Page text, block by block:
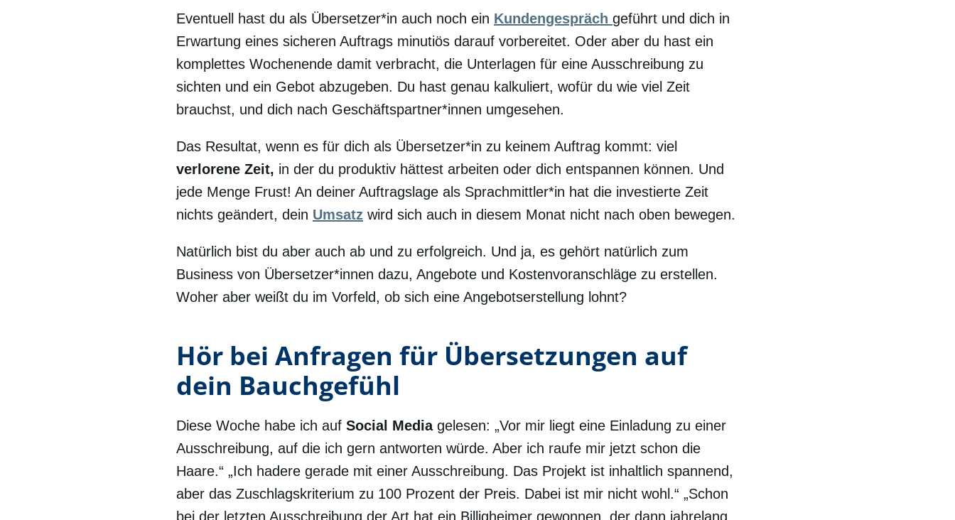
Eventuell hast du als Übersetzer*in auch noch ein Kundengespräch geführt und dich in
Erwartung eines sicheren Auftrags minutiös darauf vorbereitet. Oder aber du hast ein
komplettes Wochenende damit verbracht, die Unterlagen für eine Ausschreibung zu
sichten und ein Gebot abzugeben. Du hast genau kalkuliert, wofür du wie viel Zeit
brauchst, und dich nach Geschäftspartner*innen umgesehen.
Das Resultat, wenn es für dich als Übersetzer*in zu keinem Auftrag kommt: viel
verlorene Zeit, in der du produktiv hättest arbeiten oder dich entspannen können. Und
jede Menge Frust! An deiner Auftragslage als Sprachmittler*in hat die investierte Zeit
nichts geändert, dein Umsatz wird sich auch in diesem Monat nicht nach oben bewegen.
Natürlich bist du aber auch ab und zu erfolgreich. Und ja, es gehört natürlich zum
Business von Übersetzer*innen dazu, Angebote und Kostenvoranschläge zu erstellen.
Woher aber weißt du im Vorfeld, ob sich eine Angebotserstellung lohnt?
Hör bei Anfragen für Übersetzungen auf
dein Bauchgefühl
Diese Woche habe ich auf Social Media gelesen: „Vor mir liegt eine Einladung zu einer
Ausschreibung, auf die ich gern antworten würde. Aber ich raufe mir jetzt schon die
Haare.“ „Ich hadere gerade mit einer Ausschreibung. Das Projekt ist inhaltlich spannend,
aber das Zuschlagskriterium zu 100 Prozent der Preis. Dabei ist mir nicht wohl.“ „Schon
bei der letzten Ausschreibung der Art hat ein Billigheimer gewonnen, der dann jahrelang